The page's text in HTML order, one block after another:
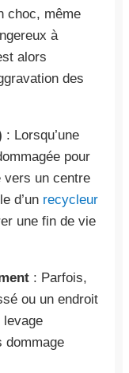
choc, même
à
alors
des
: Lorsqu’une
pour
vers un centre
d’un recycleur
une fin de vie
: Parfois,
ou un endroit
levage
dommage